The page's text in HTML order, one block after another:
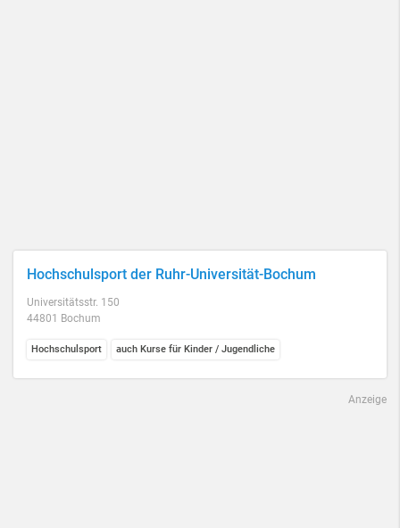
Hochschulsport der Ruhr-Universität-Bochum
Universitätsstr. 150
44801 Bochum
Hochschulsport auch Kurse für Kinder / Jugendliche
Anzeige